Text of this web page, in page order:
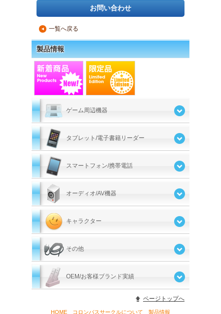
お問い合わせ
▲ 一覧へ戻る
製品情報
ゲーム周辺機器
タブレット/電子書籍リーダー
スマートフォン/携帯電話
オーディオ/AV機器
キャラクター
その他
OEM/お客様ブランド実績
ページトップへ
HOME コロンバスサークルについて 製品情報